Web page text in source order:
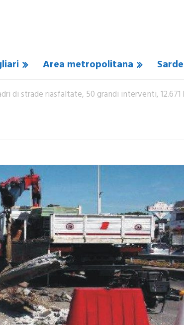
Area metropolitana
di strade riasfaltate, 50 grandi interventi,